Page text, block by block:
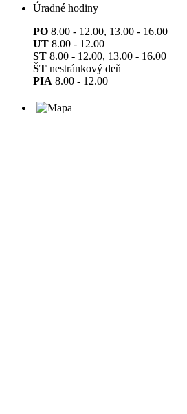
Úradné hodiny
PO 8.00 - 12.00, 13.00 - 16.00
UT 8.00 - 12.00
ST 8.00 - 12.00, 13.00 - 16.00
ŠT nestránkový deň
PIA 8.00 - 12.00